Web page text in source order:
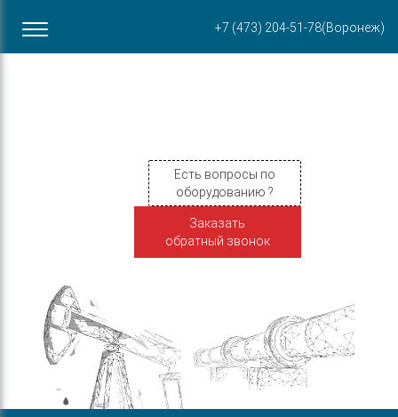
+7 (473) 204-51-78(Воронеж)
ул. Пирогова, 87Б
Есть вопросы по
оборудованию ?
Заказать
обратный звонок